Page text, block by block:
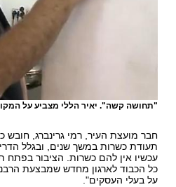
"תחושה קשה". יאיר הללי מצביע על
חבר מועצת העיר, רמי גרינברג, חובש
תעודת כשרות במשך שנים, ובגלל
עכשיו אין להם כשרות. הציבור בפתח
כל הכבוד לארגון מחדש שמבצעת
על בעלי העסקים".